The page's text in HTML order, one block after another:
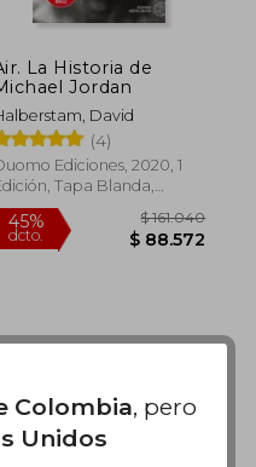
La Historia de
Jordan
David
(4)
Ediciones, 2020, 1
Tapa Blanda,
Colombia, pero
Unidos